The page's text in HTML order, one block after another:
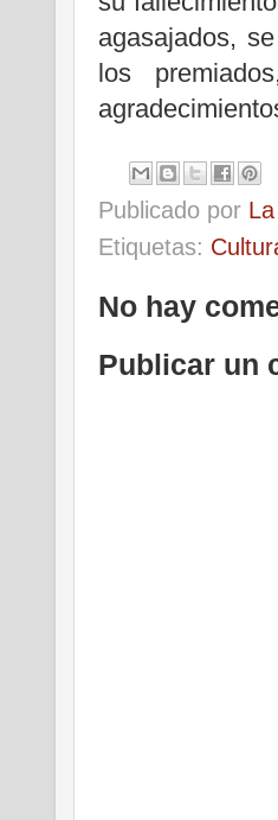
agasajados,
los
Publicado por
Etiquetas:
No hay
Publicar un